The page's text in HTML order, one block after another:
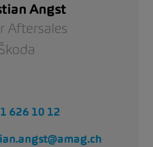
Angst
Aftersales
626 10 12